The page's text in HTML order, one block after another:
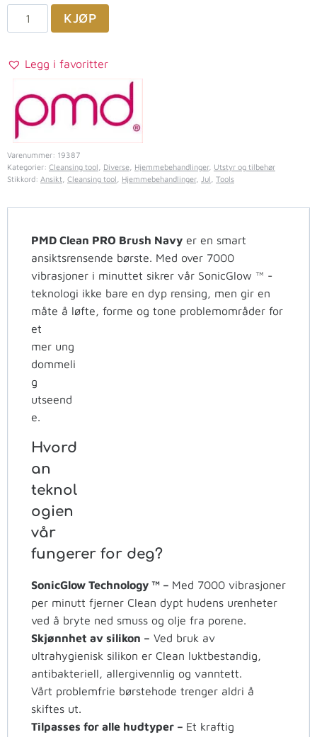
KJØP
Legg i favoritter
Varenummer: 19387
Kategorier: Cleansing tool Diverse Hjemmebehandlinger, Utstyr og tilbehør
Stikkord: Ansikt Cleansing tool Hjemmebehandlinger, Jul Tools
PMD Clean PRO Brush Navy er en smart
ansiktsrensende børste. Med over 7000
vibrasjoner i minuttet sikrer vår SonicGlow ™ -
teknologi ikke bare en dyp rensing, men gir en
måte å løfte, forme og tone problemområder for
et
mer ung
dommeli
g
utseend
e.
Hvord
an
teknol
ogien
vår
fungerer for deg?
SonicGlow Technology ™ – Med 7000 vibrasjoner
per minutt fjerner Clean dypt hudens urenheter
ved å bryte ned smuss og olje fra porene.
Skjønnhet av silikon – Ved bruk av
ultrahygienisk silikon er Clean luktbestandig,
antibakteriell, allergivennlig og vanntett.
Vårt problemfrie børstehode trenger aldri å
skiftes ut.
Tilpasses for alle hudtyper – Et kraftig